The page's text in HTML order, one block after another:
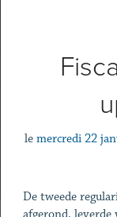
le mercredi 22
De tweede